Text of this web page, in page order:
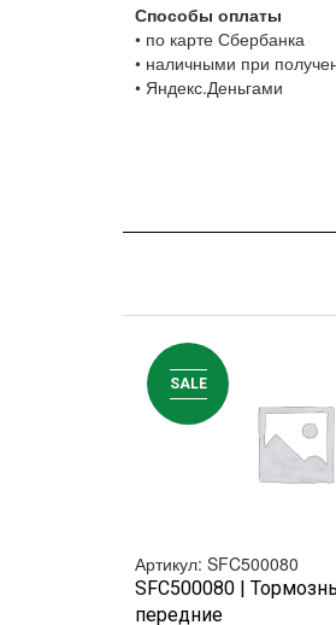
Способы оплаты
• по карте Сбербанка
• наличными при
• Яндекс.Деньгами
SALE
БЫСТРЫЙ
Артикул: SFC500080
SFC500080 |
передние